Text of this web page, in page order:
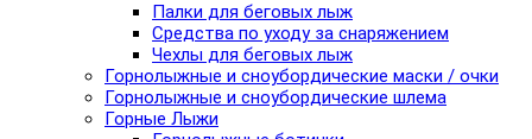
Палки для беговых лыж
Средства по уходу за снаряжением
Чехлы для беговых лыж
Горнолыжные и сноубордические маски / очки
Горнолыжные и сноубордические шлема
Горные Лыжи